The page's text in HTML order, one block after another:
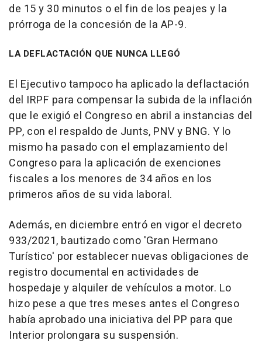
de 15 y 30 minutos o el fin de los peajes y la
prórroga de la concesión de la AP-9.
LA DEFLACTACIÓN QUE NUNCA LLEGÓ
El Ejecutivo tampoco ha aplicado la deflactación
del IRPF para compensar la subida de la inflación
que le exigió el Congreso en abril a instancias del
PP, con el respaldo de Junts, PNV y BNG. Y lo
mismo ha pasado con el emplazamiento del
Congreso para la aplicación de exenciones
fiscales a los menores de 34 años en los
primeros años de su vida laboral.
Además, en diciembre entró en vigor el decreto
933/2021, bautizado como 'Gran Hermano
Turístico' por establecer nuevas obligaciones de
registro documental en actividades de
hospedaje y alquiler de vehículos a motor. Lo
hizo pese a que tres meses antes el Congreso
había aprobado una iniciativa del PP para que
Interior prolongara su suspensión.